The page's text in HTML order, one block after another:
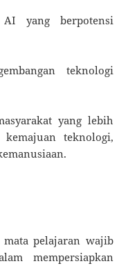
AI yang berpotensi
teknologi
yang lebih
teknologi,
pelajaran wajib
mempersiapkan